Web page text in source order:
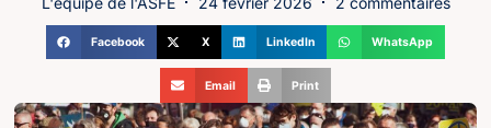
Facebook X LinkedIn WhatsApp
Email Print